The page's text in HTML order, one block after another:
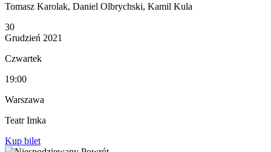
Tomasz Karolak, Daniel Olbrychski, Kamil Kula
30
Grudzień 2021
Czwartek
19:00
Warszawa
Teatr Imka
Kup bilet